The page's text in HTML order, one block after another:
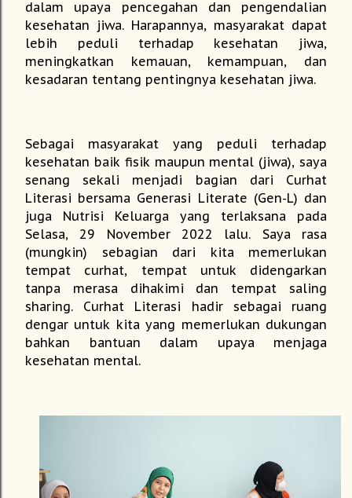
dalam upaya pencegahan dan pengendalian
kesehatan jiwa. Harapannya, masyarakat dapat
lebih peduli terhadap kesehatan jiwa,
meningkatkan kemauan, kemampuan, dan
kesadaran tentang pentingnya kesehatan jiwa.
Sebagai masyarakat yang peduli terhadap
kesehatan baik fisik maupun mental (jiwa), saya
senang sekali menjadi bagian dari Curhat
Literasi bersama Generasi Literate (Gen-L) dan
juga Nutrisi Keluarga yang terlaksana pada
Selasa, 29 November 2022 lalu. Saya rasa
(mungkin) sebagian dari kita memerlukan
tempat curhat, tempat untuk didengarkan
tanpa merasa dihakimi dan tempat saling
sharing. Curhat Literasi hadir sebagai ruang
dengar untuk kita yang memerlukan dukungan
bahkan bantuan dalam upaya menjaga
kesehatan mental.